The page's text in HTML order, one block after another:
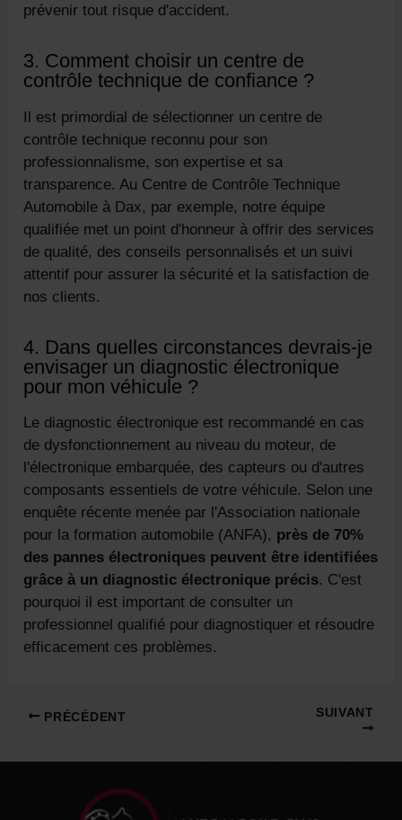
prévenir tout risque d'accident.
3. Comment choisir un centre de
contrôle technique de confiance ?
Il est primordial de sélectionner un centre de
contrôle technique reconnu pour son
professionnalisme, son expertise et sa
transparence. Au Centre de Contrôle Technique
Automobile à Dax, par exemple, notre équipe
qualifiée met un point d'honneur à offrir des services
de qualité, des conseils personnalisés et un suivi
attentif pour assurer la sécurité et la satisfaction de
nos clients.
4. Dans quelles circonstances devrais-je
envisager un diagnostic électronique
pour mon véhicule ?
Le diagnostic électronique est recommandé en cas
de dysfonctionnement au niveau du moteur, de
l'électronique embarquée, des capteurs ou d'autres
composants essentiels de votre véhicule. Selon une
enquête récente menée par l'Association nationale
pour la formation automobile (ANFA), près de 70%
des pannes électroniques peuvent être identifiées
grâce à un diagnostic électronique précis. C'est
pourquoi il est important de consulter un
professionnel qualifié pour diagnostiquer et résoudre
efficacement ces problèmes.
Navigation
articles
PRÉCÉDENT SUIVANT